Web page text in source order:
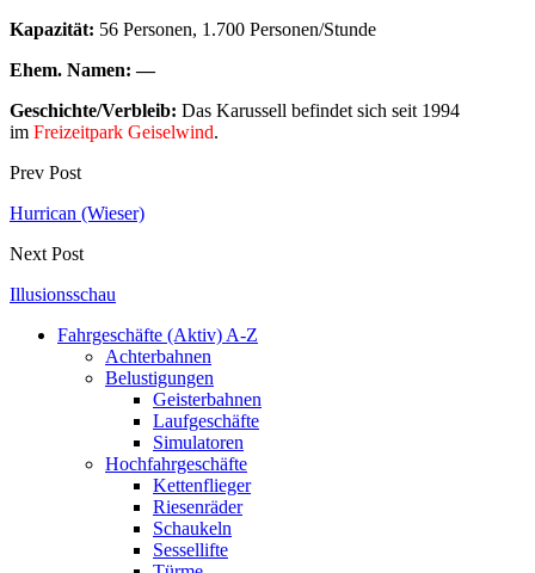
Kapazität: 56 Personen, 1.700 Personen/Stunde
Ehem. Namen: —
Geschichte/Verbleib: Das Karussell befindet sich seit 1994
im Freizeitpark Geiselwind.
Prev Post
Hurrican (Wieser)
Next Post
Illusionsschau
Fahrgeschäfte (Aktiv) A-Z
Achterbahnen
Belustigungen
Geisterbahnen
Laufgeschäfte
Simulatoren
Hochfahrgeschäfte
Kettenflieger
Riesenräder
Schaukeln
Sessellifte